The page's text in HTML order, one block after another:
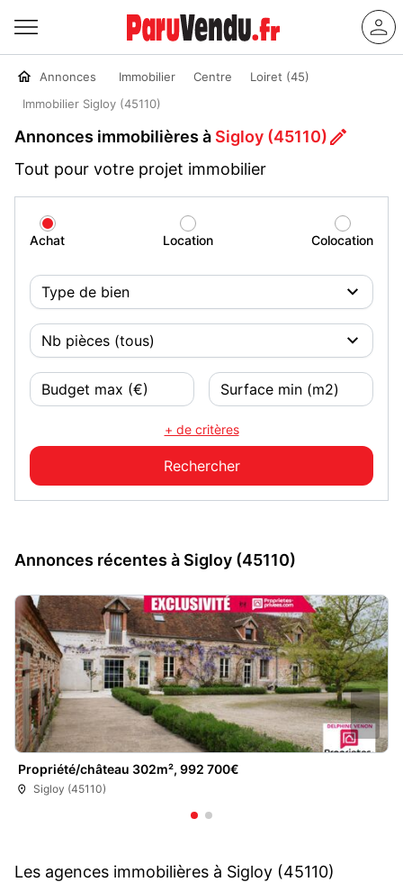
Annonces Immobilier Centre
Loiret (45)
Immobilier Sigloy (45110)
Annonces immobilières à Sigloy (45110)
Tout pour votre projet immobilier
Achat Location Colocation
+ de critères
Annonces récentes à Sigloy (45110)
Propriété/château 302m², 992 700€
Sigloy (45110)
Les agences immobilières à Sigloy (45110)